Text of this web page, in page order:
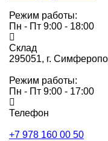
Режим работы:
Пн - Пт 9:00 - 18:00
Склад
295051, г.
Режим работы:
Пн - Пт 9:00 - 17:00
Телефон
+7 978 160 00 50